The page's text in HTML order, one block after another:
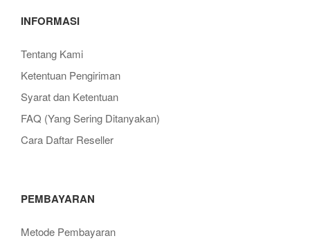
INFORMASI
Tentang Kami
Ketentuan Pengiriman
Syarat dan Ketentuan
FAQ (Yang Sering Ditanyakan)
Cara Daftar Reseller
PEMBAYARAN
Metode Pembayaran